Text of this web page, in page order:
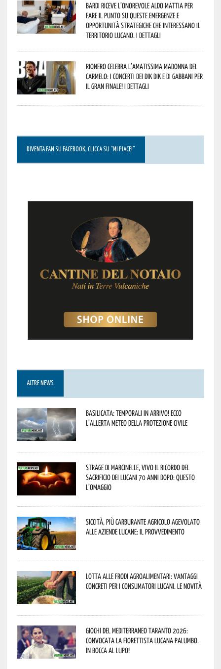
Bardi riceve l’onorevole Aldo Mattia per
fare il punto su queste emergenze e
opportunità strategiche che interessano il
territorio lucano. I dettagli
Rionero celebra l’amatissima Madonna del
Carmelo: i concerti dei DIK DIK e di Gabbani per
il gran finale! I dettagli
DIVENTA FAN SU FACEBOOK, CLICCA SU “MI PIACE!”
ALTRE NEWS
Basilicata: temporali in arrivo! Ecco
l’allerta meteo della Protezione civile
Strage di Marcinelle, vivo il ricordo del
sacrificio dei lucani 70 anni dopo: questo
l’omaggio
Siccità, più carburante agricolo agevolato
alle aziende lucane: il provvedimento
Lotta alle frodi agroalimentari: vantaggi
concreti per i consumatori lucani. Le novità
Giochi del Mediterraneo Taranto 2026:
convocata la fiorettista lucana Palumbo.
In bocca al lupo!